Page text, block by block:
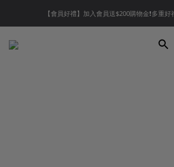
【夏末OUTLET】專區全面5折起❗超值入
【會員好禮】加入會員送$200購物金❗多重好
【夏末OUTLET】專區全面5折起❗超值